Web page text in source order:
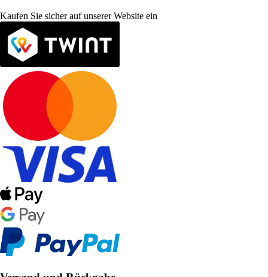
Kaufen Sie sicher auf unserer Website ein